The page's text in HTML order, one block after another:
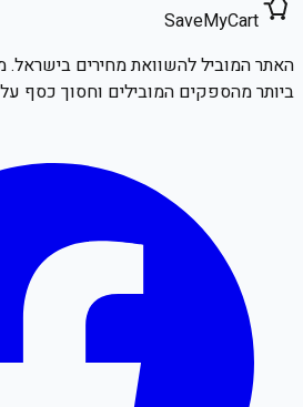
SaveMyCart
האתר המוביל להשוואת מחירים
ביותר מהספקים המובילים וחסוך כסף על